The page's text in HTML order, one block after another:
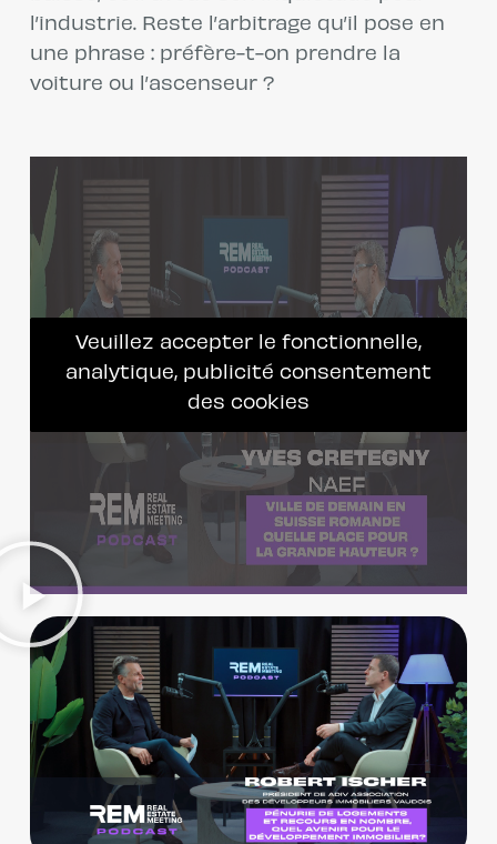
l’industrie. Reste l’arbitrage qu’il pose en
une phrase : préfère-t-on prendre la
voiture ou l’ascenseur ?
Veuillez accepter le fonctionnelle,
analytique, publicité consentement
des cookies